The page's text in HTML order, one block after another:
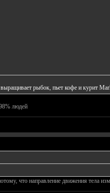
рыбок, пьет кофе и курит
людей
что направление движения тела